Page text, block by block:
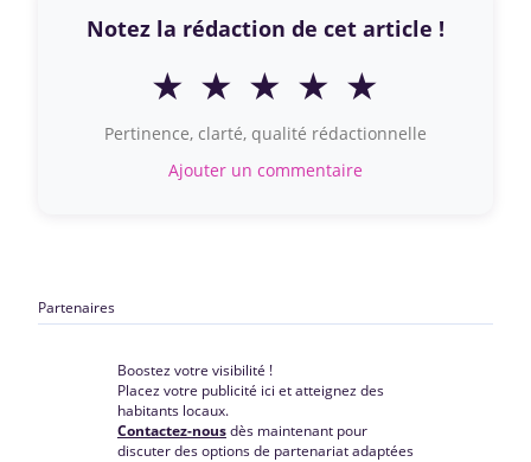
Notez la rédaction de cet article !
★ ★ ★ ★ ★
Pertinence, clarté, qualité rédactionnelle
Ajouter un commentaire
Partenaires
Boostez votre visibilité !
Placez votre publicité ici et atteignez des
habitants locaux.
Contactez-nousdès maintenant pour
discuter des options de partenariat adaptées